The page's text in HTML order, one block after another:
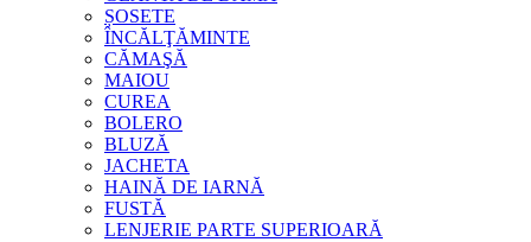
ȘOSETE
ÎNCĂLŢĂMINTE
CĂMAŞĂ
MAIOU
CUREA
BOLERO
BLUZĂ
JACHETA
HAINĂ DE IARNĂ
FUSTĂ
LENJERIE PARTE SUPERIOARĂ